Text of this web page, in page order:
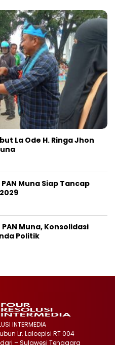
La Ode H. Ringa Jhon
Muna Siap Tancap
Muna, Konsolidasi
Politik
INTERMEDIA
Lr. Laloepisi RT 004
– Sulawesi Tenggara